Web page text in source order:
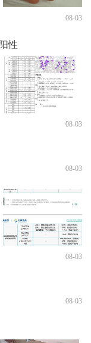
08-03
性
08-03
08-03
08-03
08-03